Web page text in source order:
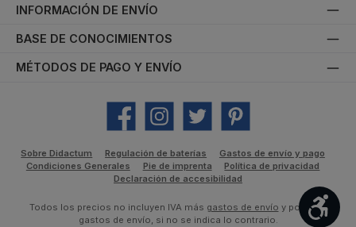
INFORMACIÓN DE ENVÍO
BASE DE CONOCIMIENTOS
MÉTODOS DE PAGO Y ENVÍO
Facebook Instagram Twitter Pinterest
Sobre Didactum Regulación de baterías
Gastos de envío y pago
Condiciones Generales
Pie de imprenta
Política de privacidad
Declaración de accesibilidad
Todos los precios no incluyen IVA más gastos de envío y posibles
gastos de envío, si no se indica lo contrario.